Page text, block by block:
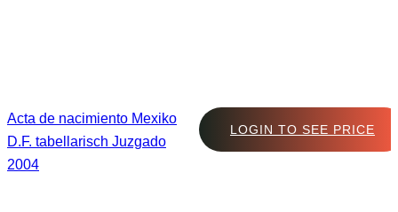
Acta de nacimiento Mexiko
D.F. tabellarisch Juzgado
2004
LOGIN TO SEE PRICE